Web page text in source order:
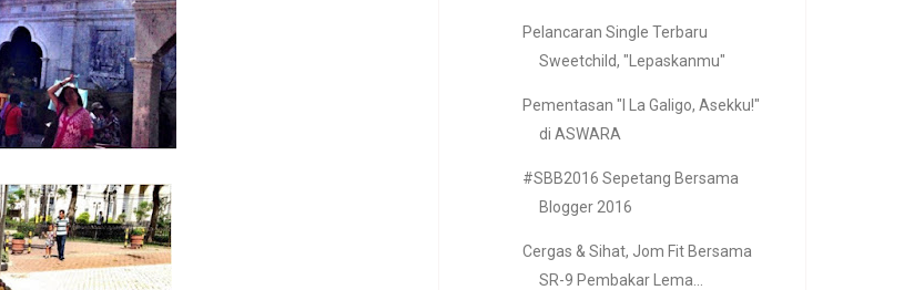
Pelancaran Single Terbaru
Sweetchild, "Lepaskanmu"
Pementasan "I La Galigo, Asekku!"
di ASWARA
#SBB2016 Sepetang Bersama
Blogger 2016
Cergas & Sihat, Jom Fit Bersama
SR-9 Pembakar Lema...